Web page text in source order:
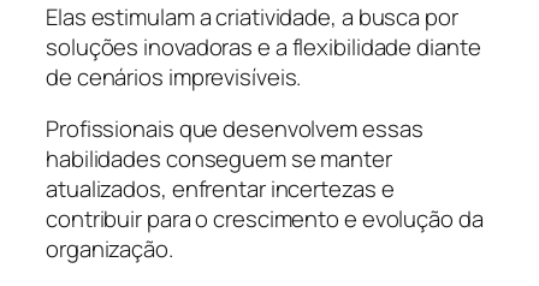
Elas estimulam a criatividade, a busca por
soluções inovadoras e a flexibilidade diante
de cenários imprevisíveis.
Profissionais que desenvolvem essas
habilidades conseguem se manter
atualizados, enfrentar incertezas e
contribuir para o crescimento e evolução da
organização.